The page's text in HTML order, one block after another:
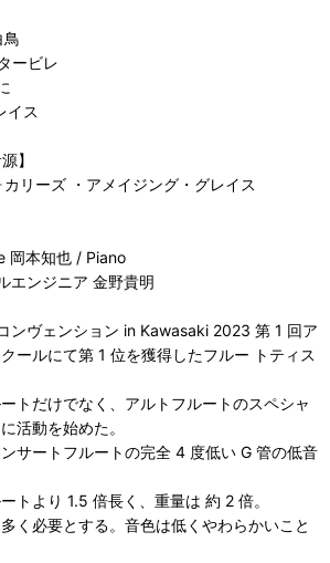
鳥
ービレ
イス
】
カリーズ ・アメイジング・グレイス
岡本知也 / Piano
エンジニア 金野貴明
ンヴェンション in Kawasaki 2023 第 1 回ア
ールにて第 1 位を獲得したフルー トティス
トだけでなく、アルトフルートのスペシャ
活動を始めた。
サートフルートの完全 4 度低い G 管の低音
トより 1.5 倍長く、重量は 約 2 倍。
く必要とする。音色は低くやわらかいこと